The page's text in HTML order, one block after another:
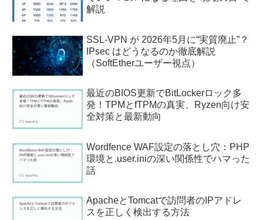
解説
SSL-VPN が 2026年5月に“実質廃止”？
IPsec はどうなるのか徹底解説
（SoftEtherユーザー視点）
最近のBIOS更新でBitLockerロック多
発！TPMとfTPMの真実、Ryzen向け安
全対策と最新動向
Wordfence WAF設定の落とし穴：PHP
環境と.user.iniの深い関係性でハマった
話
ApacheとTomcatで訪問者のIPアドレ
スを正しく検出する方法